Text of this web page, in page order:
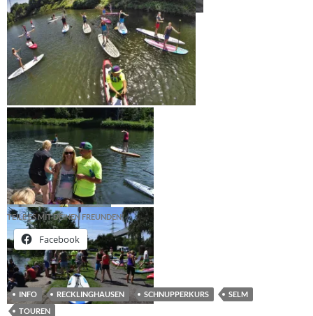
TEILE ES MIT DEINEN FREUNDEN!
Facebook
INFO RECKLINGHAUSEN SCHNUPPERKURS
SELM
TOUREN